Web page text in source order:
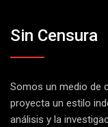
Sin Censura
Somos un medio de
proyecta un estilo
análisis y la